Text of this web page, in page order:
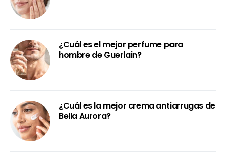
¿Cuál es el mejor perfume para
hombre de Guerlain?
¿Cuál es la mejor crema antiarrugas de
Bella Aurora?